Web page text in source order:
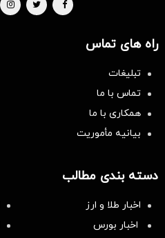
راه های تماس
تبلیغات
تماس با ما
همکاری با ما
بیانیه مأموریت
دسته بندی مطالب
اخبار طلا و ارز
اخبار بورس